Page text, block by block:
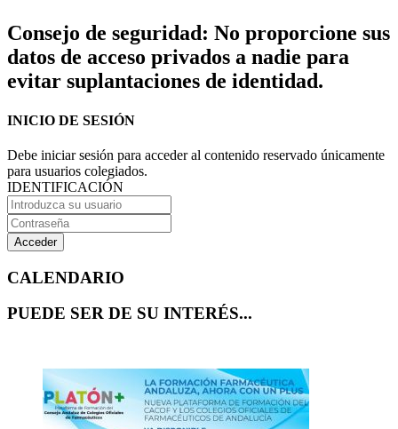
Consejo de seguridad: No proporcione sus
datos de acceso privados a nadie para
evitar suplantaciones de identidad.
INICIO DE SESIÓN
Debe iniciar sesión para acceder al contenido reservado únicamente
para usuarios colegiados.
IDENTIFICACIÓN
Acceder
CALENDARIO
PUEDE SER DE SU INTERÉS...